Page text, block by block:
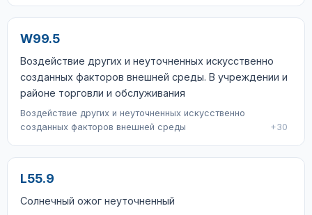
W99.5
Воздействие других и неуточненных искусственно
созданных факторов внешней среды. В учреждении и
районе торговли и обслуживания
Воздействие других и неуточненных искусственно
созданных факторов внешней среды
+30
L55.9
Солнечный ожог неуточненный